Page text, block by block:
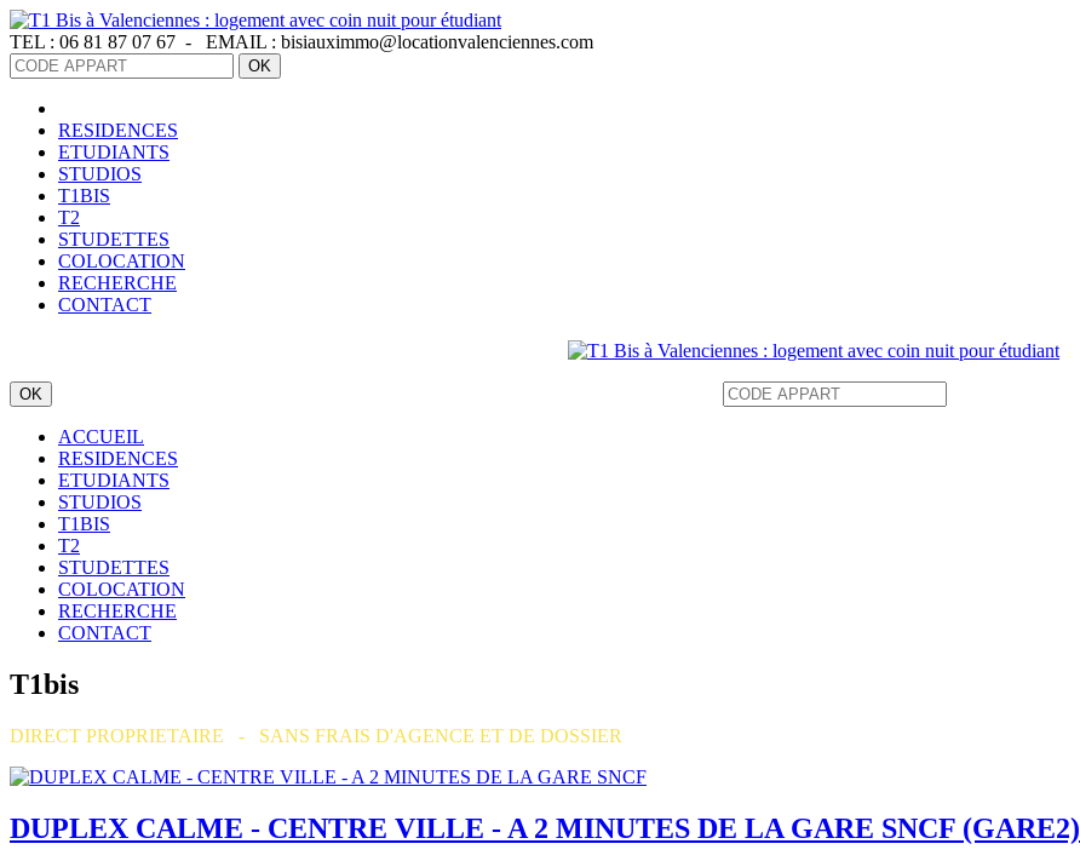
TEL : 06 81 87 07 67 - EMAIL : bisiauximmo@locationvalenciennes.com
OK
RESIDENCES
ETUDIANTS
STUDIOS
T1BIS
T2
STUDETTES
COLOCATION
RECHERCHE
CONTACT
OK
ACCUEIL
RESIDENCES
ETUDIANTS
STUDIOS
T1BIS
T2
STUDETTES
COLOCATION
RECHERCHE
CONTACT
T1bis
DIRECT PROPRIETAIRE - SANS FRAIS D'AGENCE ET DE DOSSIER
DUPLEX CALME - CENTRE VILLE - A 2 MINUTES DE LA GARE SNCF (GARE2)
Panneau de gestion des cookies